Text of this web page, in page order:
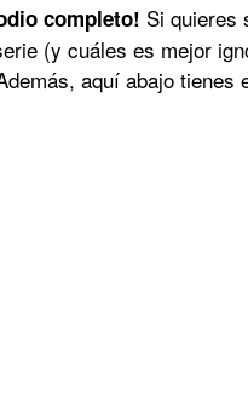
completo! Si quieres
(y cuáles es mejor
aquí abajo